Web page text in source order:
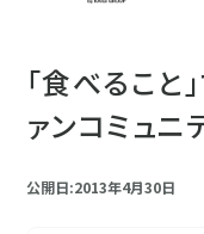
「食べること
ァンコミュニ
公開日:2013年4月30日